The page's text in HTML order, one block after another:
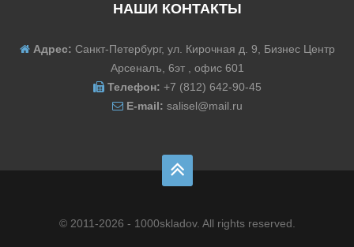
НАШИ КОНТАКТЫ
Адрес: Санкт-Петербург, ул. Кирочная д. 9, Бизнес Центр
Арсеналъ, 6эт , офис 601
Телефон: +7 (812) 642-90-45
E-mail: salisel@mail.ru
© 2011-2026 - 1000skladov. All rights reserved.